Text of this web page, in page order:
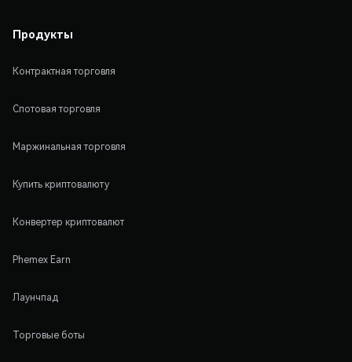
Продукты
Контрактная торговля
Спотовая торговля
Маржинальная торговля
Купить криптовалюту
Конвертер криптовалют
Phemex Earn
Лаунчпад
Торговые боты